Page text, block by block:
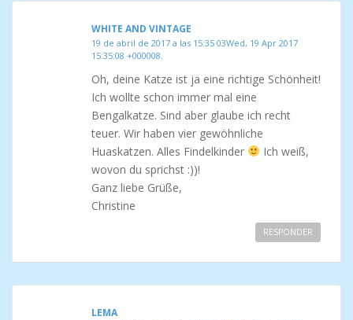
WHITE AND VINTAGE
19 de abril de 2017 a las 15:35 03Wed, 19 Apr 2017
15:35:08 +000008.
Oh, deine Katze ist ja eine richtige Schönheit!
Ich wollte schon immer mal eine
Bengalkatze. Sind aber glaube ich recht
teuer. Wir haben vier gewöhnliche
Huaskatzen. Alles Findelkinder
Ich weiß,
wovon du sprichst :))!
Ganz liebe Grüße,
Christine
RESPONDER
LEMA